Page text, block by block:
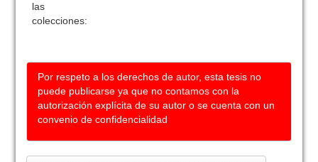
las
colecciones:
Por respeto a los derechos de autor, esta tesis no
puede publicarse ya que no contamos con la
autorización explícita de su autor o se cuenta con un
convenio de confidencialidad